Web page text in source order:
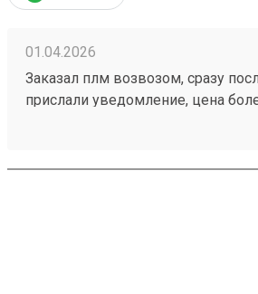
01.04.2026
Заказал плм возвозом, сразу
прислали уведомление, цена